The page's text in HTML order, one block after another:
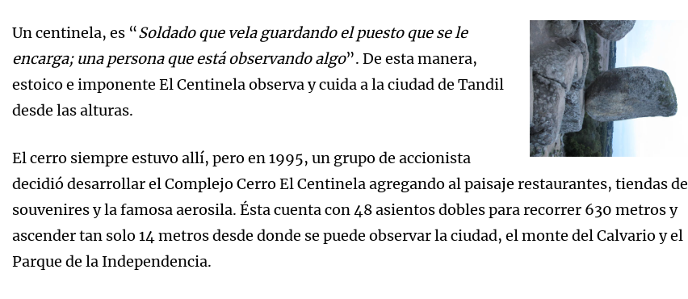
Un centinela, es “Soldado que vela guardando el puesto que se le
encarga; una persona que está observando algo”. De esta manera,
estoico e imponente El Centinela observa y cuida a la ciudad de Tandil
desde las alturas.
El cerro siempre estuvo allí, pero en 1995, un grupo de accionista
decidió desarrollar el Complejo Cerro El Centinela agregando al paisaje restaurantes, tiendas de
souvenires y la famosa aerosila. Ésta cuenta con 48 asientos dobles para recorrer 630 metros y
ascender tan solo 14 metros desde donde se puede observar la ciudad, el monte del Calvario y el
Parque de la Independencia.